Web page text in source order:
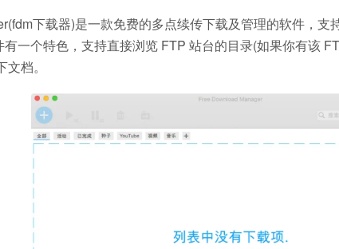
下载器)是一款免费的多点续传下载及管理的软件，
一个特色，支持直接浏览 FTP 站台的目录(如果你有该
档。